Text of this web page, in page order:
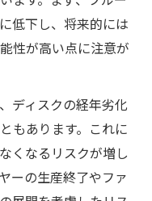
低下し、将来的には
性が高い点に注意が
ディスクの経年劣化
もあります。これに
くなるリスクが増し
ーの生産終了やファ